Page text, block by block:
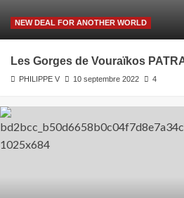
NEW DEAL FOR ANOTHER WORLD
Les Gorges de Vouraïkos
PHILIPPE V 10 septembre 2022 4